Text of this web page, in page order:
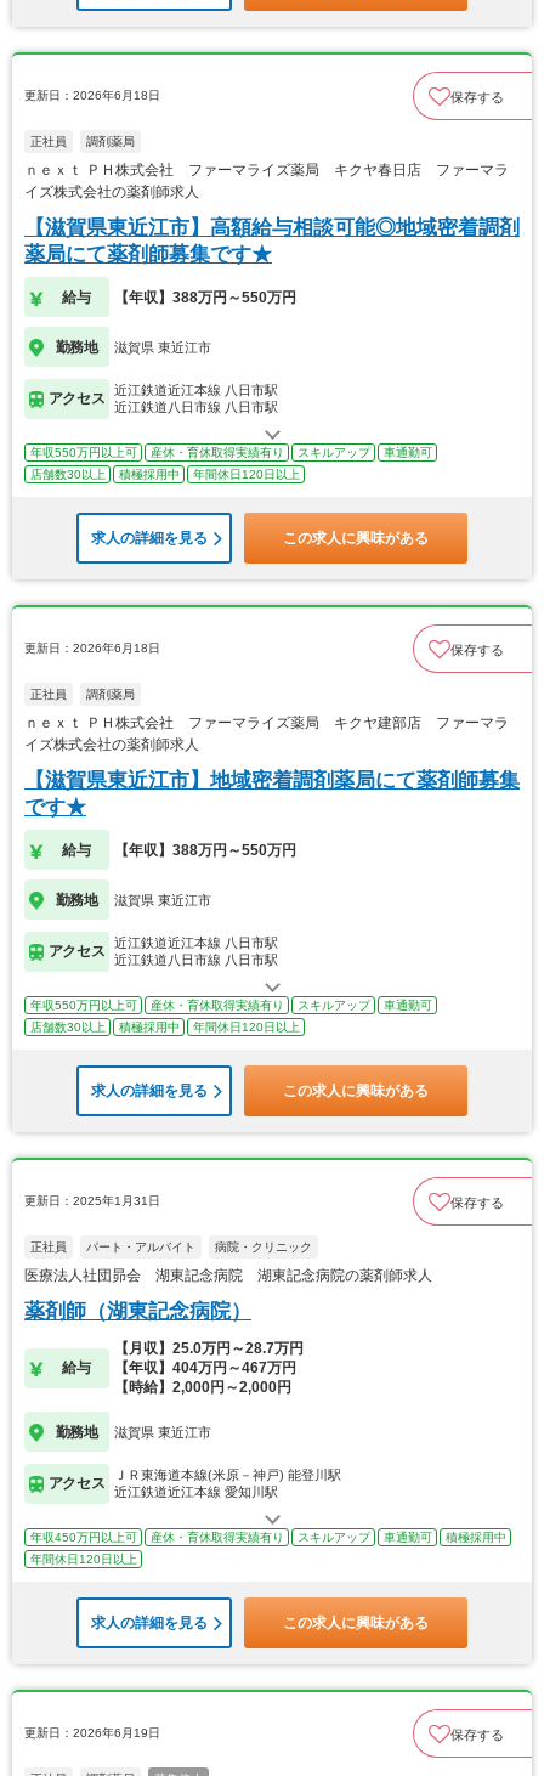
更新日：2026年6月18日 保存する
正社員 調剤薬局
ｎｅｘｔ ＰＨ株式会社 ファーマライズ薬局 キクヤ春日店 ファーマラ
イズ株式会社の薬剤師求人
【滋賀県東近江市】高額給与相談可能◎地域密着調剤
薬局にて薬剤師募集です★
給与 【年収】388万円～550万円
勤務地 滋賀県 東近江市
アクセス
近江鉄道近江本線 八日市駅
近江鉄道八日市線 八日市駅
年収550万円以上可 産休・育休取得実績有り スキルアップ
車通勤可
店舗数30以上
積極採用中 年間休日120日以上
求人の詳細を見る この求人に興味がある
更新日：2026年6月18日 保存する
正社員 調剤薬局
ｎｅｘｔ ＰＨ株式会社 ファーマライズ薬局 キクヤ建部店 ファーマラ
イズ株式会社の薬剤師求人
【滋賀県東近江市】地域密着調剤薬局にて薬剤師募集
です★
給与 【年収】388万円～550万円
勤務地 滋賀県 東近江市
アクセス
近江鉄道近江本線 八日市駅
近江鉄道八日市線 八日市駅
年収550万円以上可 産休・育休取得実績有り スキルアップ
車通勤可
店舗数30以上
積極採用中 年間休日120日以上
求人の詳細を見る この求人に興味がある
更新日：2025年1月31日 保存する
正社員 パート・アルバイト 病院・クリニック
医療法人社団昴会 湖東記念病院 湖東記念病院の薬剤師求人
薬剤師（湖東記念病院）
給与
【月収】25.0万円～28.7万円
【年収】404万円～467万円
【時給】2,000円～2,000円
勤務地 滋賀県 東近江市
アクセス
ＪＲ東海道本線(米原－神戸) 能登川駅
近江鉄道近江本線 愛知川駅
年収450万円以上可 産休・育休取得実績有り スキルアップ 車通勤可
積極採用中
年間休日120日以上
求人の詳細を見る この求人に興味がある
更新日：2026年6月19日 保存する